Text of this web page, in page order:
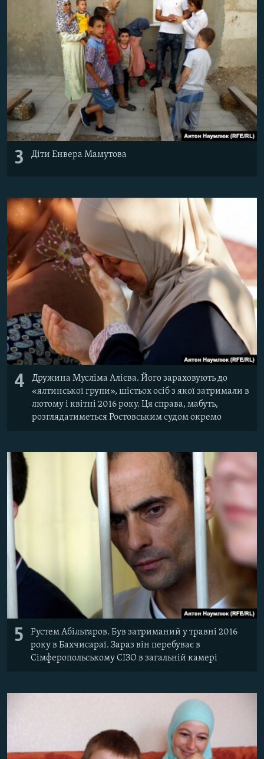
3 Діти Енвера Мамутова
4
Дружина Мусліма Алієва. Його зараховують до
«ялтинської групи», шістьох осіб з якої затримали в
лютому і квітні 2016 року. Ця справа, мабуть,
розглядатиметься Ростовським судом окремо
5
Рустем Абільтаров. Був затриманий у травні 2016
року в Бахчисараї. Зараз він перебуває в
Сімферопольському СІЗО в загальній камері